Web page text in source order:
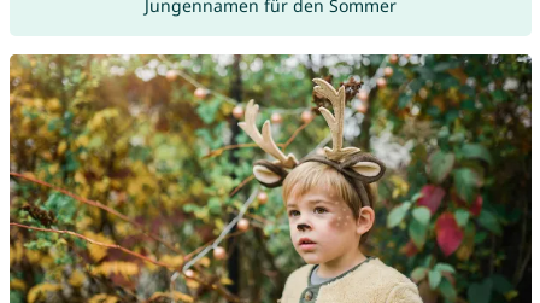
Jungennamen für den Sommer